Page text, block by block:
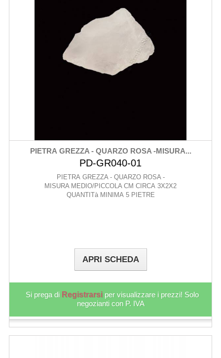
PIETRA GREZZA - QUARZO ROSA -MISURA...
PD-GR040-01
PIETRA GREZZA - QUARZO ROSA -
MISURA MEDIO/PICCOLA CM CIRCA 3X2X2
QUANTITà MINIMA 5 PIETRE
APRI SCHEDA
Si prega di Registrarsi per visualizzare i prezzi! Solo
negozianti con P. IVA